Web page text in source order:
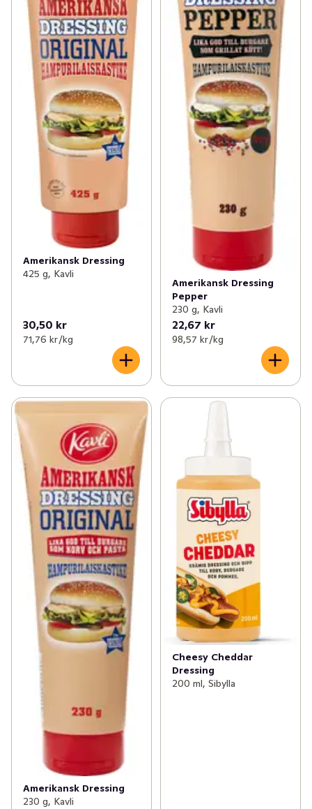
Amerikansk Dressing
425 g, Kavli
30,50 kr
71,76 kr /kg
Amerikansk Dressing
Pepper
230 g, Kavli
22,67 kr
98,57 kr /kg
Amerikansk Dressing
230 g, Kavli
Cheesy Cheddar
Dressing
200 ml, Sibylla